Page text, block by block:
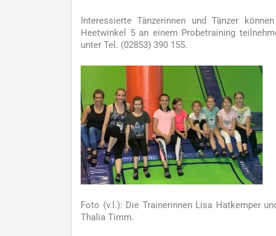
Interessierte Tänzerinnen und Tänzer
Heetwinkel 5 an einem Probetraining
unter Tel. (02853) 390 155.
Foto (v.l.): Die Trainerinnen Lisa Hatkemper
Thalia Timm.